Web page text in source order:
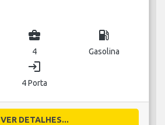
business_center
4
local_gas_station
Gasolina
login
4 Porta
VER DETALHES...